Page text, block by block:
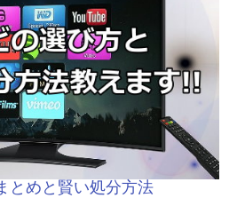
とめと賢い処分方法